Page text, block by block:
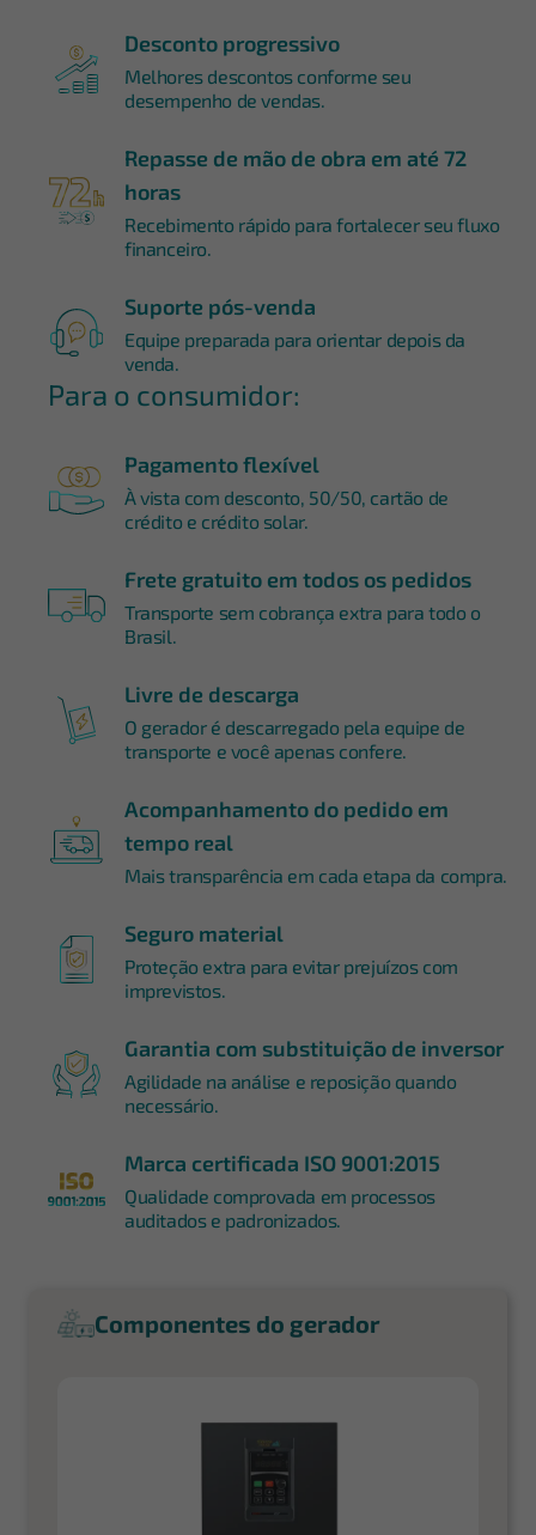
Desconto progressivo
Melhores descontos conforme seu
desempenho de vendas.
Repasse de mão de obra em até 72
horas
Recebimento rápido para fortalecer seu fluxo
financeiro.
Suporte pós-venda
Equipe preparada para orientar depois da
venda.
Para o consumidor:
Pagamento flexível
À vista com desconto, 50/50, cartão de
crédito e crédito solar.
Frete gratuito em todos os pedidos
Transporte sem cobrança extra para todo o
Brasil.
Livre de descarga
O gerador é descarregado pela equipe de
transporte e você apenas confere.
Acompanhamento do pedido em
tempo real
Mais transparência em cada etapa da compra.
Seguro material
Proteção extra para evitar prejuízos com
imprevistos.
Garantia com substituição de inversor
Agilidade na análise e reposição quando
necessário.
Marca certificada ISO 9001:2015
Qualidade comprovada em processos
auditados e padronizados.
Componentes do gerador